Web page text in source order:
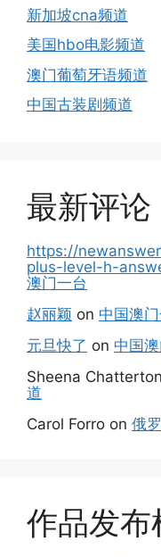
新加坡cna频道
美国hbo电影频道
澳门葡萄牙语频道
中国古装剧频道
最新评论
https://
plus-level-h-
澳门一台
赵丽颖 on 中国澳
元旦快了 on 中国
Sheena Chatterton
道
Carol Forro on 俄
作品发布